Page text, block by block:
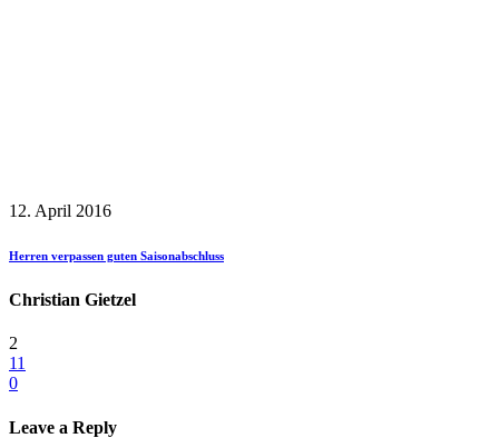
12. April 2016
Herren verpassen guten Saisonabschluss
Christian Gietzel
2
11
0
Leave a Reply